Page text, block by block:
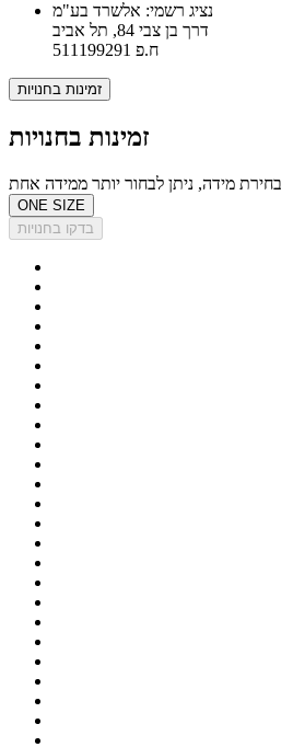
נציג רשמי: אלשרד בע"מ
דרך בן צבי 84, תל אביב
ח.פ 511199291
זמינות בחנויות
זמינות בחנויות
בחירת מידה, ניתן לבחור יותר ממידה אחת
ONE SIZE
בדקו בחנויות